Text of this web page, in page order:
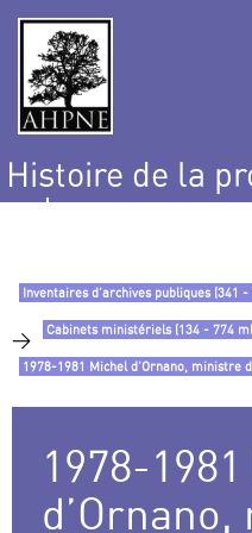
Histoire de la
nature
Inventaires d’archives publiques (341
> Cabinets ministériels (134 - 774
1978-1981 Michel d’Ornano, ministre
1978-